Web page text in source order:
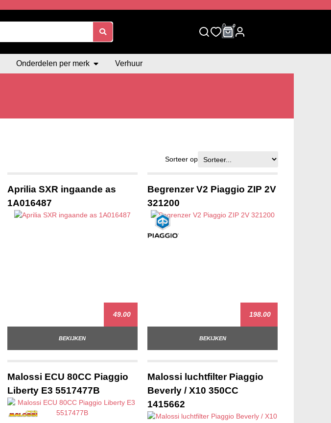
0 0
Onderdelen per merk Verhuur
Sorteer op
Aprilia SXR ingaande as
1A016487
49.00
BEKIJKEN
Begrenzer V2 Piaggio ZIP 2V
321200
198.00
BEKIJKEN
Malossi ECU 80CC Piaggio
Liberty E3 5517477B
Malossi luchtfilter Piaggio
Beverly / X10 350CC
1415662